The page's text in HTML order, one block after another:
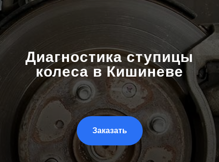
Диагностика ступицы
колеса в Кишиневе
Заказать